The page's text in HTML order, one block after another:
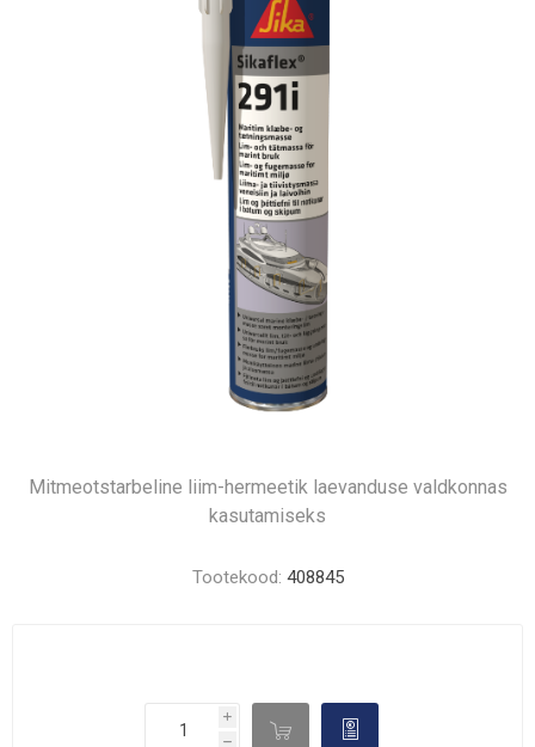
Mitmeotstarbeline liim-hermeetik laevanduse valdkonnas
kasutamiseks
Tootekood: 408845
i
h
d 